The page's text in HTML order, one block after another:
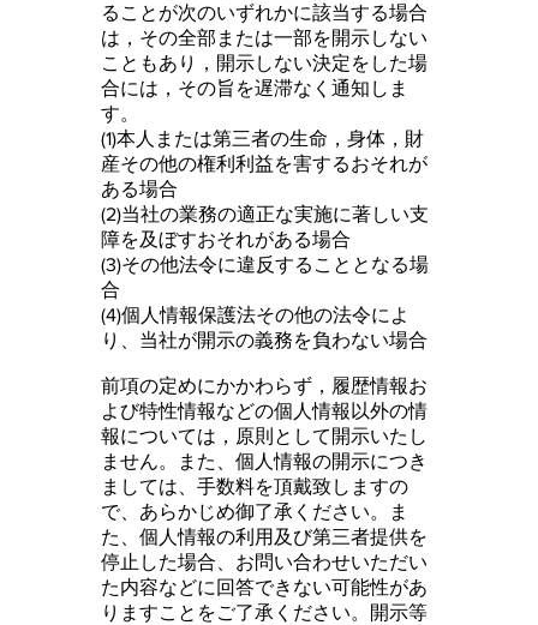
ることが次のいずれかに該当する場合
は，その全部または一部を開示しない
こともあり，開示しない決定をした場
合には，その旨を遅滞なく通知しま
す。
(1)本人または第三者の生命，身体，財
産その他の権利利益を害するおそれが
ある場合
(2)当社の業務の適正な実施に著しい支
障を及ぼすおそれがある場合
(3)その他法令に違反することとなる場
合
(4)個人情報保護法その他の法令によ
り、当社が開示の義務を負わない場合
前項の定めにかかわらず，履歴情報お
よび特性情報などの個人情報以外の情
報については，原則として開示いたし
ません。また、個人情報の開示につき
ましては、手数料を頂戴致しますの
で、あらかじめ御了承ください。ま
た、個人情報の利用及び第三者提供を
停止した場合、お問い合わせいただい
た内容などに回答できない可能性があ
りますことをご了承ください。開示等